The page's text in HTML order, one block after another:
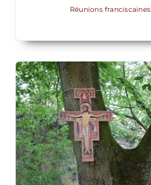
Réunions franciscaines